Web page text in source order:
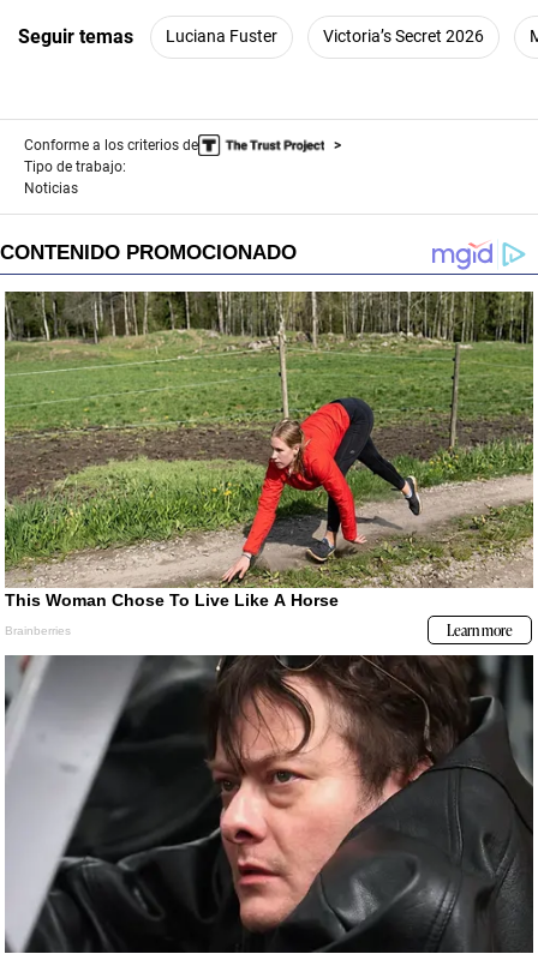
Seguir temas Luciana Fuster Victoria’s Secret 2026
Conforme a los criterios de
Tipo de trabajo:
Noticias